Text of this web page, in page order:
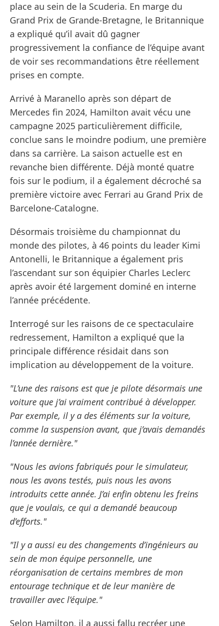
place au sein de la Scuderia. En marge du
Grand Prix de Grande-Bretagne, le Britannique
a expliqué qu’il avait dû gagner
progressivement la confiance de l’équipe avant
de voir ses recommandations être réellement
prises en compte.
Arrivé à Maranello après son départ de
Mercedes fin 2024, Hamilton avait vécu une
campagne 2025 particulièrement difficile,
conclue sans le moindre podium, une première
dans sa carrière. La saison actuelle est en
revanche bien différente. Déjà monté quatre
fois sur le podium, il a également décroché sa
première victoire avec Ferrari au Grand Prix de
Barcelone-Catalogne.
Désormais troisième du championnat du
monde des pilotes, à 46 points du leader Kimi
Antonelli, le Britannique a également pris
l’ascendant sur son équipier Charles Leclerc
après avoir été largement dominé en interne
l’année précédente.
Interrogé sur les raisons de ce spectaculaire
redressement, Hamilton a expliqué que la
principale différence résidait dans son
implication au développement de la voiture.
"L’une des raisons est que je pilote désormais une
voiture que j’ai vraiment contribué à développer.
Par exemple, il y a des éléments sur la voiture,
comme la suspension avant, que j’avais demandés
l’année dernière."
"Nous les avions fabriqués pour le simulateur,
nous les avons testés, puis nous les avons
introduits cette année. J’ai enfin obtenu les freins
que je voulais, ce qui a demandé beaucoup
d’efforts."
"Il y a aussi eu des changements d’ingénieurs au
sein de mon équipe personnelle, une
réorganisation de certains membres de mon
entourage technique et de leur manière de
travailler avec l’équipe."
Selon Hamilton, il a aussi fallu recréer une